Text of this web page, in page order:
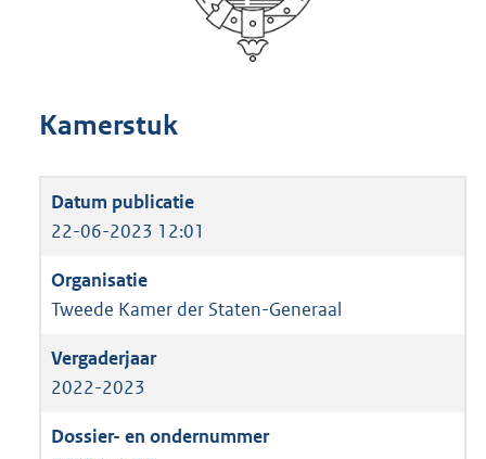
Kamerstuk
22-06-2023 12:01
Tweede Kamer der Staten-Generaal
2022-2023